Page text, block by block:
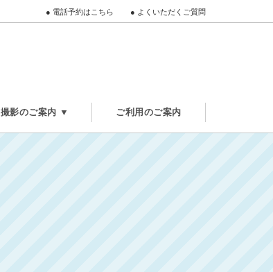
● 電話予約はこちら ● よくいただくご質問
撮影のご案内 ▼ ご利用のご案内